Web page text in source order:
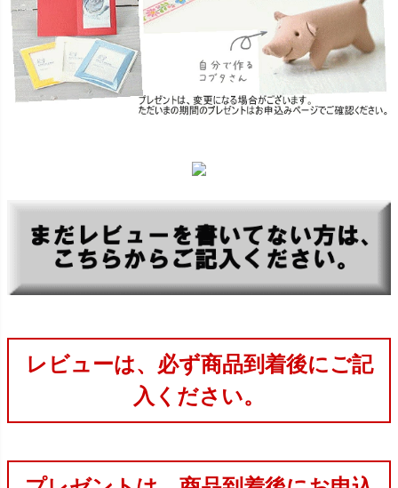
レビューは、必ず商品到着後にご記
入ください。